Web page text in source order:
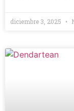
diciembre 3, 2025